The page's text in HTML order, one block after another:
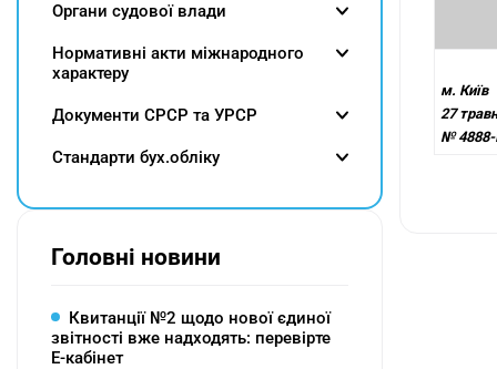
м. Київ
27
№ 4888-
Органи судової влади
Нормативні акти міжнародного
характеру
Документи СРСР та УРСР
Cтандарти бух.обліку
Головні новини
Квитанції №2 щодо нової єдиної
звітності вже надходять: перевірте
Е-кабінет